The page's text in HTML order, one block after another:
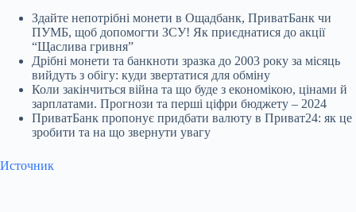
Здайте непотрібні монети в Ощадбанк, ПриватБанк чи
ПУМБ, щоб допомогти ЗСУ! Як приєднатися до акції
“Щаслива гривня”
Дрібні монети та банкноти зразка до 2003 року за місяць
вийдуть з обігу: куди звертатися для обміну
Коли закінчиться війна та що буде з економікою, цінами й
зарплатами. Прогнози та перші ціфри бюджету – 2024
ПриватБанк пропонує придбати валюту в Приват24: як це
зробити та на що звернути увагу
Источник